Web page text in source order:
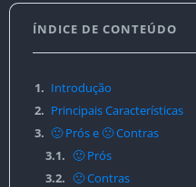
ÍNDICE DE CONTEÚDO
1. Introdução
2. Principais Características
3. 🙂 Prós e 🙁 Contras
3.1. 🙂 Prós
3.2. 🙁 Contras